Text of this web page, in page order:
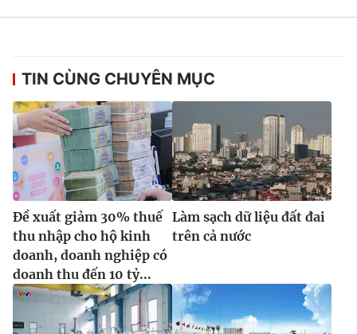
TIN CÙNG CHUYÊN MỤC
Đề xuất giảm 30% thuế
thu nhập cho hộ kinh
doanh, doanh nghiệp có
doanh thu đến 10 tỷ...
Làm sạch dữ liệu đất đai
trên cả nước